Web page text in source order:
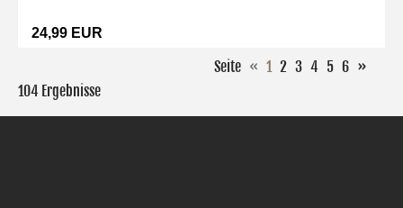
24,99 EUR
Seite « 1 2 3 4 5 6 »
104 Ergebnisse